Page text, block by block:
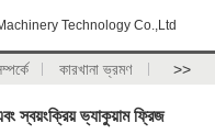
Technology Co.,Ltd
কারখানা ভ্রমণ >>
স্বয়ংক্রিয় ভ্যাকুয়াম ফ্রিজ